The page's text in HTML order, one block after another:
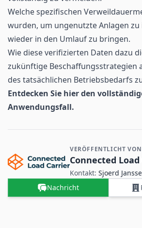
Welche spezifischen
wurden, um ungenutzte Anlagen
wieder in den Umlauf zu bringen.
Wie diese verifizierten Daten dazu
zukünftige Beschaffungsstrategien
des tatsächlichen Betriebsbedarfs
Entdecken Sie hierden
Anwendungsfall.
Kontakt- und Firmeninformationen
VERÖFFENTLICHT VON
Connected
Kontakt: Sjoerd
Nachricht